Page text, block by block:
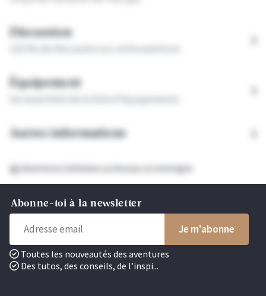
Discussion
Équipement
Autres informations
Initiation au bivouac en montagne
Abonne-toi à la newsletter
Toutes les nouveautés des aventures
Des tutos, des conseils, de l’inspi...